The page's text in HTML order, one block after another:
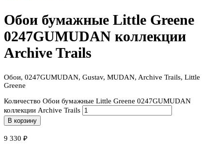
Обои бумажные Little Greene
0247GUMUDAN коллекции
Archive Trails
Обои, 0247GUMUDAN, Gustav, MUDAN, Archive Trails, Little
Greene
Количество Обои бумажные Little Greene 0247GUMUDAN
коллекции Archive Trails
В корзину
9 330 ₽